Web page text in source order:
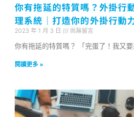
你有拖延的特質嗎？外掛
理系統｜打造你的外掛行動
2023 年 1 月 3 日 尚無留言
你有拖延的特質嗎？ 「完蛋了！我又
閱讀更多 »